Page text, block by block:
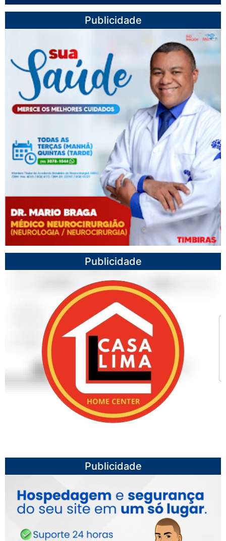
Publicidade
Publicidade
Publicidade